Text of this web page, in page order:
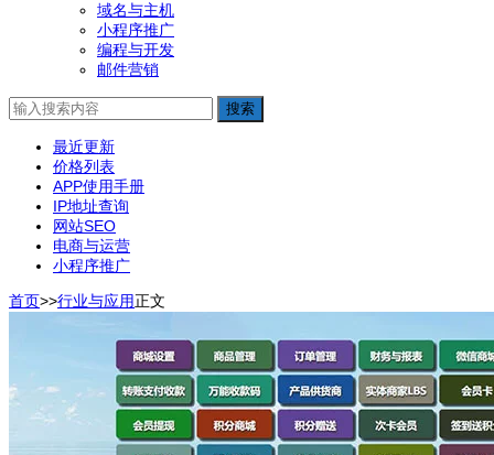
域名与主机
小程序推广
编程与开发
邮件营销
搜索
最近更新
价格列表
APP使用手册
IP地址查询
网站SEO
电商与运营
小程序推广
首页>>行业与应用正文